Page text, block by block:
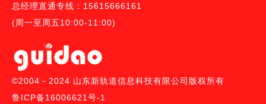
总经理直通专线：15615666161
(周一至周五10:00-11:00)
©2004－2024 山东新轨道信息科技有限公司版权所有
鲁ICP备16006621号-1